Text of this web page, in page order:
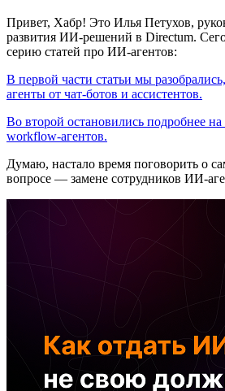
Привет, Хабр! Это Илья Петухов,
развития ИИ-решений в Directum.
серию статей про ИИ-агентов:
В первой части статьи мы
агенты от чат-ботов и ассистентов.
Во второй остановились подробнее
workflow-агентов.
Думаю, настало время поговорить о
вопросе — замене сотрудников ИИ-